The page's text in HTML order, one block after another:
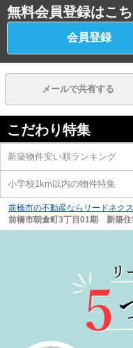
無料会員登録はこ
会員登録
メールで共有する
こだわり特集
新築物件安い順ランキング
小学校1km以内の物件特集
前橋市の不動産ならリードネク
前橋市朝倉町3丁目01期 新築